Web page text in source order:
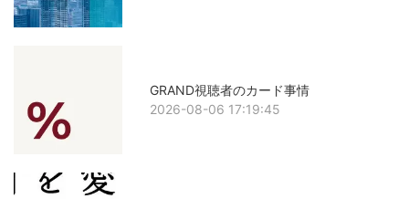
GRAND視聴者のカード事情
2026-08-06 17:19:45